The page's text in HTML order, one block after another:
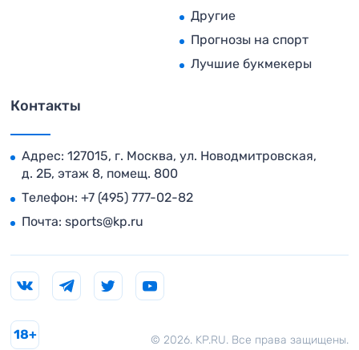
Другие
Прогнозы на спорт
Лучшие букмекеры
Контакты
Адрес: 127015, г. Москва, ул. Новодмитровская,
д. 2Б, этаж 8, помещ. 800
Телефон: +7 (495) 777-02-82
Почта: sports@kp.ru
© 2026. KP.RU. Все права защищены.
18+